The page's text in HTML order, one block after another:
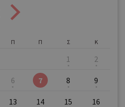
Π Π Σ
1
Κ
2
6 7 8 9
13 14 15 16